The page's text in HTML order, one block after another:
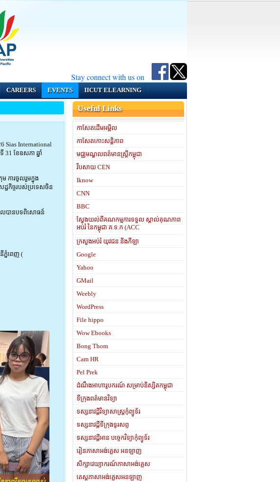
Stay connect with us on
CAREERS EVENTS IICUT ELEARNING
Sias International
31 ខែឧសភា ឆ្នាំ
ការចូលរួមក្នុង
ដ្ឋកិច្ចរបស់ប្រទេសចិន
លបានបទពិសោធន៍
ភ្នំពេញ (
Useful Links
កាសែតដើមអម្ពិល
កាសែតកោះសន្តិភាព
មជ្ឈមណ្ឌលពត៌មានស្រ្តីកម្ពុជា
វិបសាយ CEN
Iknow
CNN
BBC
ស្វែងយល់ពីគណកម្មការទទួល ស្គាល់គុណភាព
អប់រំ នៃកម្ពុជា គ.ទ.ក (ACC
ក្រសួងអប់រំ យុវជន និងកីឡា
Google
Yahoo
GMail
Weebly
WordPress
File hippo
Wow Ebooks
Bong Thom
Cam HR
Pel Prek
ដំណឹងអាហារូបករណ៍ សម្រាប់និស្សិតកម្ពុជា
ទីក្រុងពត៌មានវិទ្យា
ទស្សនាវដ្តីវិទ្យាសាស្រ្តកុំព្យូទ័រ
ទស្សនាវដ្តីទីក្រុងទូរសព្ទ
ទស្សនាវដ្តីអាន បច្ចេកវិទ្យាកុំព្យូទ័រ
រៀនភាសាអង់គ្លេស អនឡាញ
សិក្សាវេយ្យាករណ៍ភាសាអង់គ្លេស
តេស្តភាសាអង់គ្លេសអនឡាញ